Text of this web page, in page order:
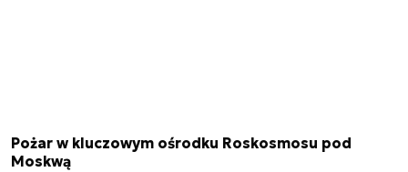
Pożar w kluczowym ośrodku Roskosmosu pod
Moskwą